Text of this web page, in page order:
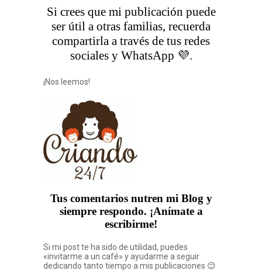
Si crees que mi publicación puede
ser útil a otras familias, recuerda
compartirla a través de tus redes
sociales y WhatsApp 💜.
¡Nos leemos!
Tus comentarios nutren mi Blog y
siempre respondo. ¡Anímate a
escribirme!
Si mi post te ha sido de utilidad, puedes
«invitarme a un café» y ayudarme a seguir
dedicando tanto tiempo a mis publicaciones 😊